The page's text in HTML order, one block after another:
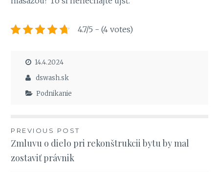
4.7/5 - (4 votes)
14.4.2024
dswash.sk
Podnikanie
Navigace
pro
příspěvek
PREVIOUS POST
Zmluvu o dielo pri rekonštrukcii bytu by mal
zostaviť právnik